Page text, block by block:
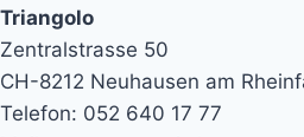
Triangolo
Zentralstrasse 50
CH-8212 Neuhausen am
Telefon: 052 640 17 77